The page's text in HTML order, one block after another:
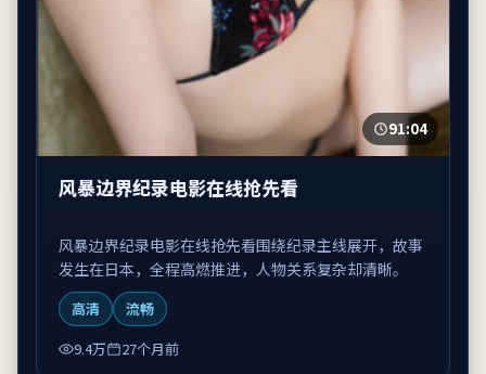
91:04
风暴边界纪录电影在线抢先看
风暴边界纪录电影在线抢先看围绕纪录主线展开，故事
发生在日本，全程高燃推进，人物关系复杂却清晰。
高清
流畅
9.4万
27个月前